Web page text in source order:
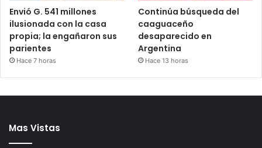
Envió G. 541 millones
ilusionada con la casa
propia; la engañaron sus
parientes
Hace 7 horas
Continúa búsqueda del
caaguaceño
desaparecido en
Argentina
Hace 13 horas
Mas Vistas